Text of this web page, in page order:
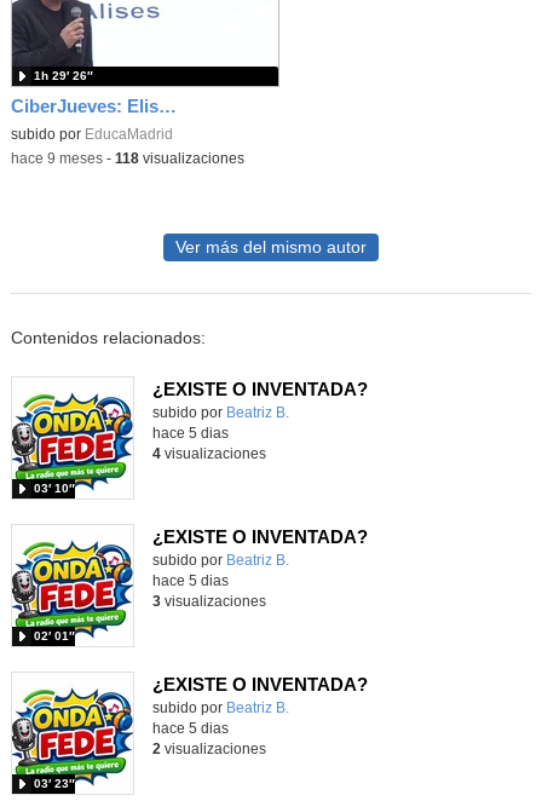
CiberJueves: Elisa Alises "Dos años, mil retos: una historia real de crecimiento en Ciberseguridad
subido por EducaMadrid
1h 29′ 26″
-hace 9 meses- 118visualizaciones
Ver más del mismo autor
Contenidos relacionados:
¿EXISTE O INVENTADA?
Contenido educativo.
subido por Beatriz B.
03′ 10″
hace 5 dias
4visualizaciones
¿EXISTE O INVENTADA?
Contenido educativo.
subido por Beatriz B.
02′ 01″
hace 5 dias
3visualizaciones
¿EXISTE O INVENTADA?
Contenido educativo.
subido por Beatriz B.
03′ 23″
hace 5 dias
2 visualizaciones